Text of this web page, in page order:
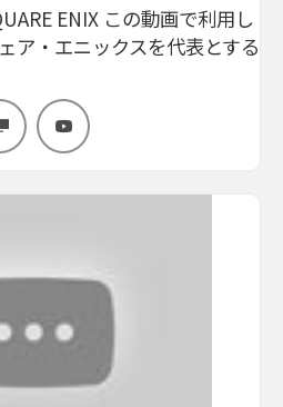
ENIX この動画で利用し
ア・エニックスを代表とする